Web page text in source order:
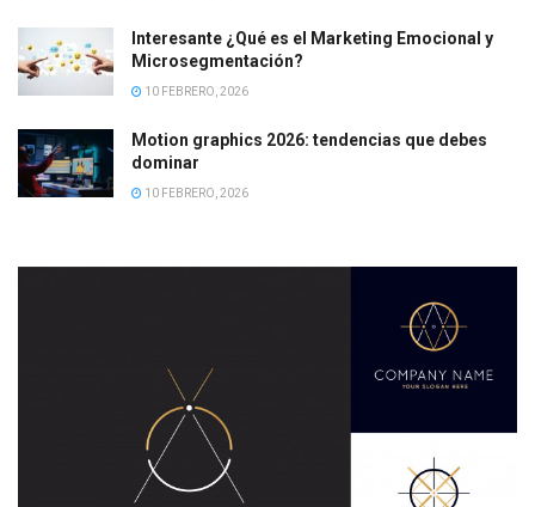
Interesante ¿Qué es el Marketing Emocional y
Microsegmentación?
10 FEBRERO, 2026
Motion graphics 2026: tendencias que debes
dominar
10 FEBRERO, 2026